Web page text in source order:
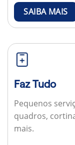
SAIBA MAIS
Faz Tudo
Pequenos
quadros,
mais.